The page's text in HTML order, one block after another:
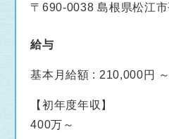
〒690-0038 島根県松江
給与
基本月給額 : 210,000円
【初年度年収】
400万～